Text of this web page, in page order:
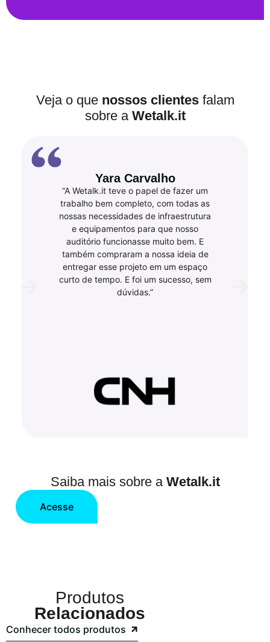
Veja o que nossos clientesfalam
sobre a Wetalk.it
Yara Carvalho
“A Wetalk.it teve o papel de fazer um
trabalho bem completo, com todas as
nossas necessidades de infraestrutura
e equipamentos para que nosso
auditório funcionasse muito bem. E
também compraram a nossa ideia de
entregar esse projeto em um espaço
curto de tempo. E foi um sucesso, sem
dúvidas.”
Saiba mais sobre a Wetalk.it
Acesse
Produtos
Relacionados
Conhecer todos produtos